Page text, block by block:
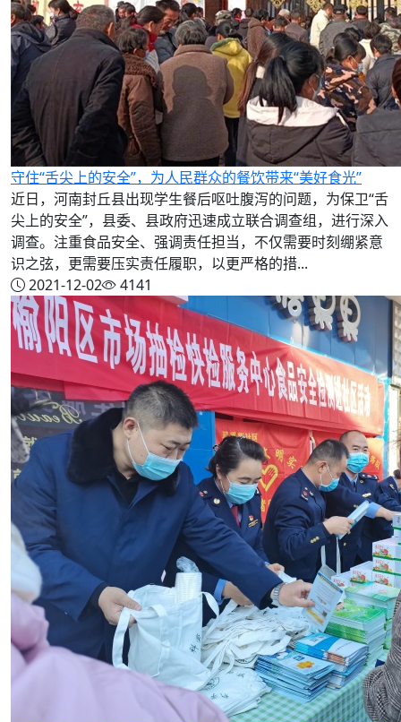
守住“舌尖上的安全”，为人民群众的餐饮带来“美好食光”
近日，河南封丘县出现学生餐后呕吐腹泻的问题，为保卫“舌
尖上的安全”，县委、县政府迅速成立联合调查组，进行深入
调查。注重食品安全、强调责任担当，不仅需要时刻绷紧意
识之弦，更需要压实责任履职，以更严格的措...
2021-12-02
4141